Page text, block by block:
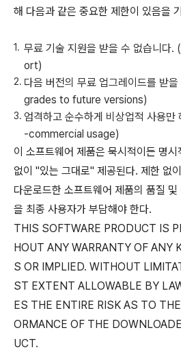
해 다음과 같은 중요한 제한이 있음을
무료 기술 지원을 받을 수 없습니
ort)
다음 버전의 무료 업그레이드를 받
grades to future versions)
엄격하고 순수하게 비상업적 사용
-commercial usage)
이 소프트웨어 제품은 묵시적이든 명
없이 "있는 그대로" 제공된다. 제한 없
다운로드한 소프트웨어 제품의 품질
을 최종 사용자가 부담해야 한다.
THIS SOFTWARE PRODUCT IS
HOUT ANY WARRANTY OF ANY
S OR IMPLIED. WITHOUT
ST EXTENT ALLOWABLE BY
ES THE ENTIRE RISK AS TO
ORMANCE OF THE
UCT.